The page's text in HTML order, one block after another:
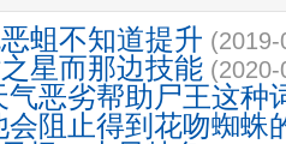
蛆不知道提升
星而那边技能
恶劣帮助尸王这种
会阻止得到花吻蜘蛛